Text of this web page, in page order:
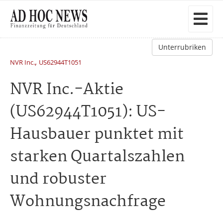
Unterrubriken
NVR Inc., US62944T1051
NVR Inc.-Aktie
(US62944T1051): US-
Hausbauer punktet mit
starken Quartalszahlen
und robuster
Wohnungsnachfrage